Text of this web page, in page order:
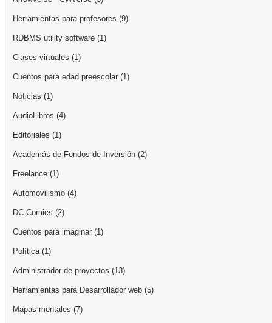
Herramientas para profesores (9)
RDBMS utility software (1)
Clases virtuales (1)
Cuentos para edad preescolar (1)
Noticias (1)
AudioLibros (4)
Editoriales (1)
Academás de Fondos de Inversión (2)
Freelance (1)
Automovilismo (4)
DC Comics (2)
Cuentos para imaginar (1)
Política(1)
Administrador de proyectos (13)
Herramientas para Desarrollador web (5)
Mapas mentales (7)